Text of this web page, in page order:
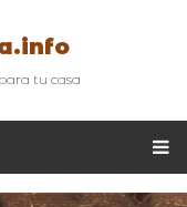
tu casa